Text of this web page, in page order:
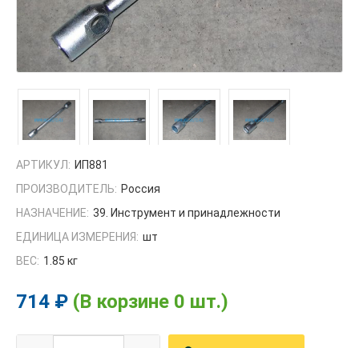
АРТИКУЛ: ИП881
ПРОИЗВОДИТЕЛЬ: Россия
НАЗНАЧЕНИЕ: 39. Инструмент и принадлежности
ЕДИНИЦА ИЗМЕРЕНИЯ: шт
ВЕС: 1.85 кг
714 ₽ (В корзине 0 шт.)